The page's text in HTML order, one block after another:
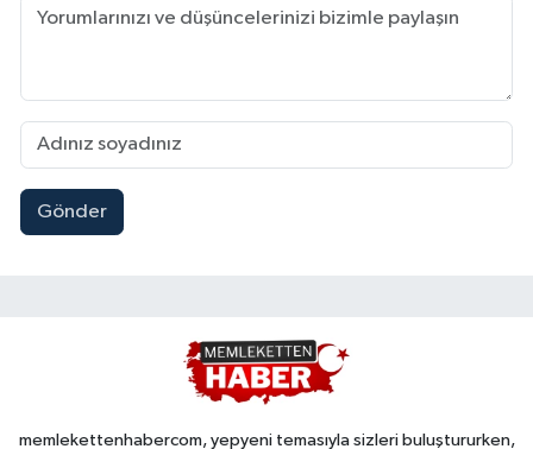
Gönder
memlekettenhabercom, yepyeni temasıyla sizleri buluştururken,